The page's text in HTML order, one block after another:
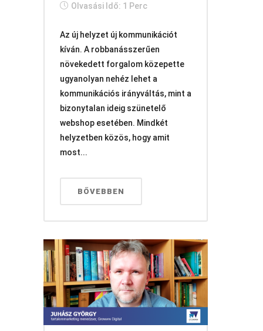
Olvasási Idő: 1 Perc
Az új helyzet új kommunikációt
kíván. A robbanásszerűen
növekedett forgalom közepette
ugyanolyan nehéz lehet a
kommunikációs irányváltás, mint a
bizonytalan ideig szünetelő
webshop esetében. Mindkét
helyzetben közös, hogy amit
most...
BŐVEBBEN